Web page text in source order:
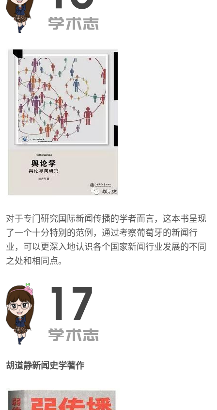
对于专门研究国际新闻传播的学者而言，这本书呈现
了一个十分特别的范例，通过考察葡萄牙的新闻行
业，可以更深入地认识各个国家新闻行业发展的不同
之处和相同点。
胡道静新闻史学著作